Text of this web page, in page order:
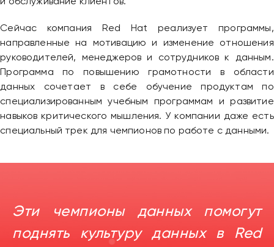
Сейчас компания Red Hat реализует программы,
направленные на мотивацию и изменение отношения
руководителей, менеджеров и сотрудников к данным.
Программа по повышению грамотности в области
данных сочетает в себе обучение продуктам по
специализированным учебным программам и развитие
навыков критического мышления. У компании даже есть
специальный трек для чемпионов по работе с данными.
Эти чемпионы данных помогут
поднять культуру данных в Red
Привіт 👋, чим тобі допомогти?
Ми зазвичай відповідаємо дуже швидко
Надіслати повідомлення